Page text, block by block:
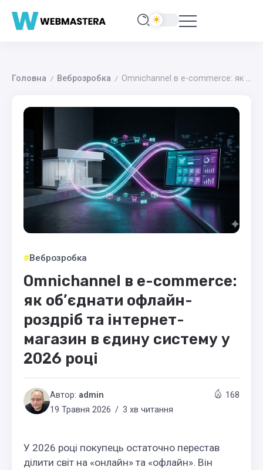
Головна / Веброзробка / Omnichannel в e-commerce: як об’єднати офлайн-роздріб та інтернет-магазин в єдину систему у 2026 році
Веброзробка
Omnichannel в e-commerce:
як об’єднати офлайн-
роздріб та інтернет-
магазин в єдину систему у
2026 році
Автор: admin
19 Травня 2026
3 хв читання
168
У 2026 році покупець остаточно перестав
ділити світ на «онлайн» та «офлайн». Він